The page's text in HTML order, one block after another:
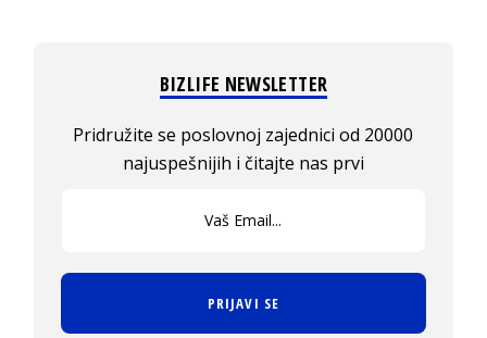
BIZLIFE NEWSLETTER
Pridružite se poslovnoj zajednici od 20000
najuspešnijih i čitajte nas prvi
PRIJAVI SE